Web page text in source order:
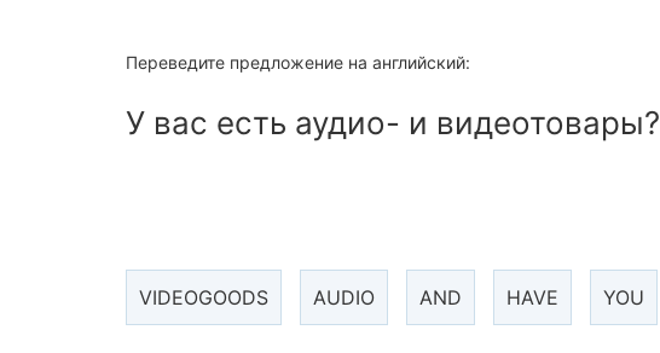
Переведите предложение на английский:
У вас есть аудио- и видеотовары?
VIDEOGOODS AUDIO AND HAVE YOU